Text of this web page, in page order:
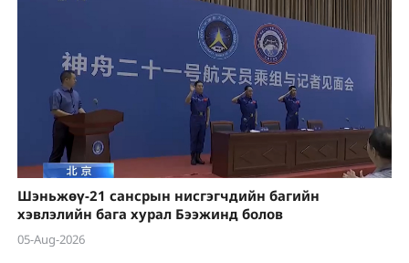
Шэньжөү-21 сансрын нисгэгчдийн багийн
хэвлэлийн бага хурал Бээжинд болов
05-Aug-2026